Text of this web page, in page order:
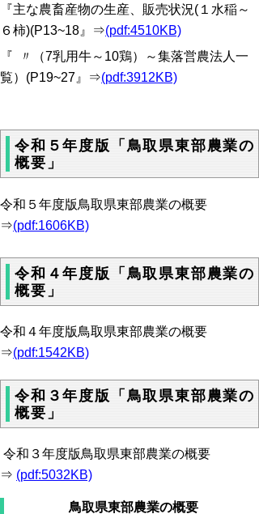
『主な農畜産物の生産、販売状況(１水稲～
６柿)(P13~18』⇒(pdf:4510KB)
『 〃（7乳用牛～10鶏）～集落営農法人一
覧）(P19~27』⇒(pdf:3912KB)
令和５年度版「鳥取県東部農業の
概要」
令和５年度版鳥取県東部農業の概要
⇒(pdf:1606KB)
令和４年度版「鳥取県東部農業の
概要」
令和４年度版鳥取県東部農業の概要
⇒(pdf:1542KB)
令和３年度版「鳥取県東部農業の
概要」
令和３年度版鳥取県東部農業の概要
⇒ (pdf:5032KB)
鳥取県東部農業の概要